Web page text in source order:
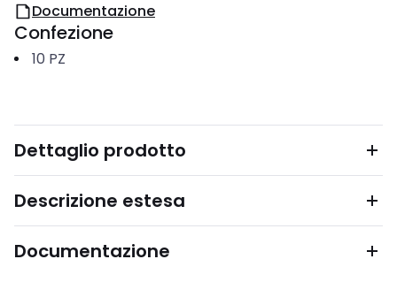
Documentazione
Confezione
10 PZ
Dettaglio prodotto
Descrizione estesa
Documentazione